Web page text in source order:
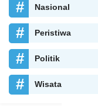
Nasional
Peristiwa
Politik
Wisata